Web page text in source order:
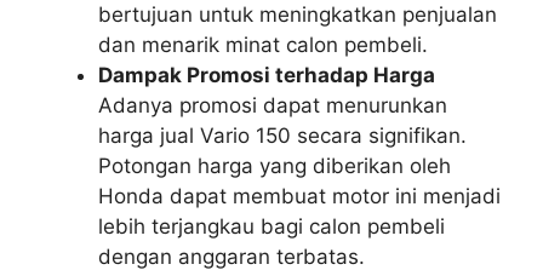
bertujuan untuk meningkatkan penjualan
dan menarik minat calon pembeli.
Dampak Promosi terhadap Harga
Adanya promosi dapat menurunkan
harga jual Vario 150 secara signifikan.
Potongan harga yang diberikan oleh
Honda dapat membuat motor ini menjadi
lebih terjangkau bagi calon pembeli
dengan anggaran terbatas.